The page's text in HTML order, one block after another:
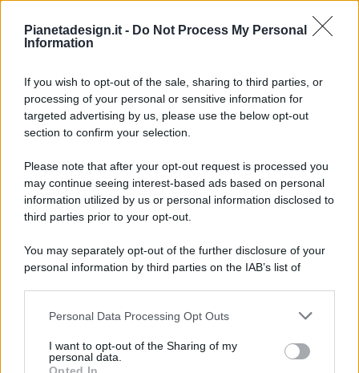
Pianetadesign.it - Do Not Process My Personal
Information
If you wish to opt-out of the sale, sharing to third parties, or
processing of your personal or sensitive information for
targeted advertising by us, please use the below opt-out
section to confirm your selection.
Please note that after your opt-out request is processed you
may continue seeing interest-based ads based on personal
information utilized by us or personal information disclosed to
third parties prior to your opt-out.
You may separately opt-out of the further disclosure of your
personal information by third parties on the IAB’s list of
This information may also be disclosed by us to third parties
disclose it to other third parties.
Personal Data Processing Opt Outs
I want to opt-out of the Sharing of my
personal data.
© 2026 - Pianeta Design - P.IVA 04827280654 - Testata
Registrata Al Tribunale Di Nocera Inferiore N. 8/2020 - RG N.
ISCRIZIONE AL ROC N. 35792 – ISCRITTA ALL’ANSO
(ASSOCIAZIONE NAZIONALE STAMPA ONLINE)
PREFERENZE PRIVACY